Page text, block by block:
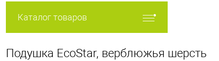
Каталог товаров
Подушка EcoStar, верблюжья шерсть